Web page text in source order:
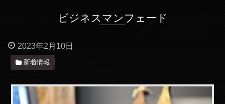
ビジネスマンフェード
2023年2月10日
新着情報